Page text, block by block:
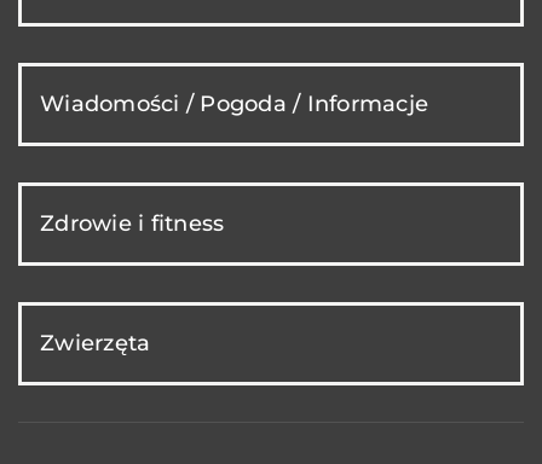
Wiadomości / Pogoda / Informacje
Zdrowie i fitness
Zwierzęta